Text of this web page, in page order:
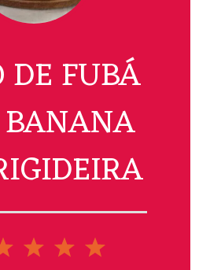
DE FUBÁ
5
4
3
2